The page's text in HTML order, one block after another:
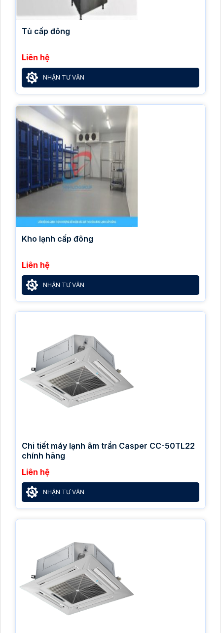
Tủ cấp đông
Liên hệ
NHẬN TƯ VẤN
Kho lạnh cấp đông
Liên hệ
NHẬN TƯ VẤN
Chi tiết máy lạnh âm trần Casper CC-50TL22
chính hãng
Liên hệ
NHẬN TƯ VẤN